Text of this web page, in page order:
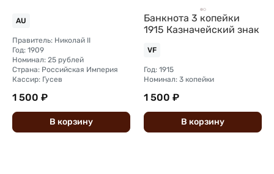
AU
Правитель: Николай II
Год: 1909
Номинал: 25 рублей
Страна: Российская Империя
Кассир: Гусев
1 500 ₽
В корзину
Банкнота 3 копейки
1915 Казначейский знак
VF
Год: 1915
Номинал: 3 копейки
1 500 ₽
В корзину